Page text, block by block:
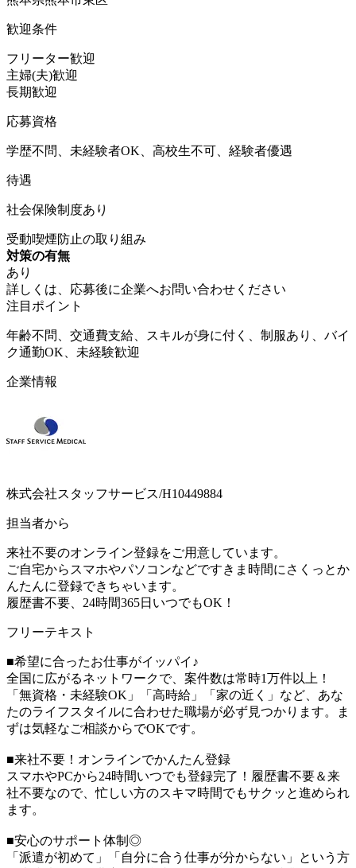
歓迎条件
フリーター歓迎
主婦(夫)歓迎
長期歓迎
応募資格
学歴不問、未経験者OK、高校生不可、経験者優遇
待遇
社会保険制度あり
受動喫煙防止の取り組み
対策の有無
あり
詳しくは、応募後に企業へお問い合わせください
注目ポイント
年齢不問、交通費支給、スキルが身に付く、制服あり、バイ
ク通勤OK、未経験歓迎
企業情報
株式会社スタッフサービス/H10449884
担当者から
来社不要のオンライン登録をご用意しています。
ご自宅からスマホやパソコンなどですきま時間にさくっとか
んたんに登録できちゃいます。
履歴書不要、24時間365日いつでもOK！
フリーテキスト
■希望に合ったお仕事がイッパイ♪
全国に広がるネットワークで、案件数は常時1万件以上！
「無資格・未経験OK」「高時給」「家の近く」など、あな
たのライフスタイルに合わせた職場が必ず見つかります。ま
ずは気軽なご相談からでOKです。
■来社不要！オンラインでかんたん登録
スマホやPCから24時間いつでも登録完了！履歴書不要＆来
社不要なので、忙しい方のスキマ時間でもサクッと進められ
ます。
■安心のサポート体制◎
「派遣が初めて」「自分に合う仕事が分からない」という方